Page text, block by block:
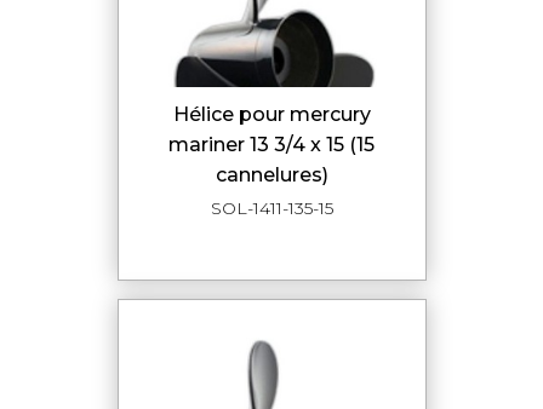
hélice pour mercury
mariner 13 3/4 x 15 (15
cannelures)
SOL-1411-135-15